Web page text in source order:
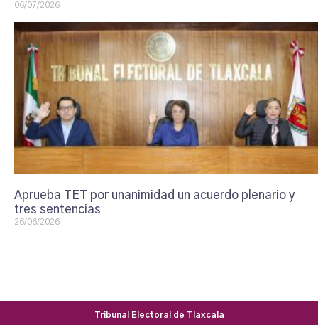
06/07/2026
Aprueba TET por unanimidad un acuerdo plenario y
tres sentencias
26/06/2026
Tribunal Electoral de Tlaxcala